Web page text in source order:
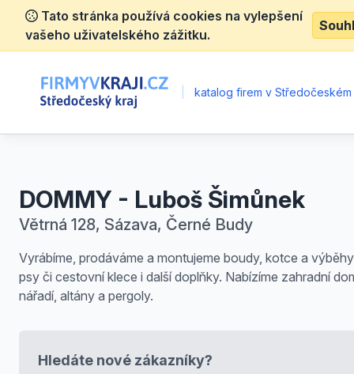
Tato stránka používá cookies na vylepšení
vašeho uživatelského zážitku.
katalog firem v Středočeském
DOMMY - Luboš Šimůnek
Větrná 128, Sázava, Černé Budy
Vyrábíme, prodáváme a montujeme boudy, kotce a
psy či cestovní klece i další doplňky. Nabízíme zahradní
nářadí, altány a pergoly.
Hledáte nové zákazníky?